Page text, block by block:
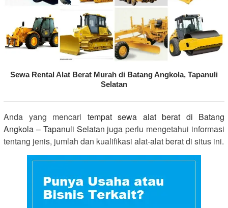
Sewa Rental Alat Berat Murah di Batang Angkola, Tapanuli
Selatan
Anda yang mencari tempat sewa alat berat di Batang
Angkola – Tapanuli Selatan juga perlu mengetahui informasi
tentang jenis, jumlah dan kualifikasi alat-alat berat di situs ini.